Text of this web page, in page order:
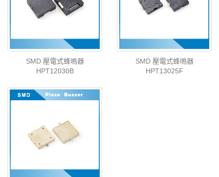
SMD 壓電式蜂嗚器
HPT12030B
SMD 壓電式蜂嗚器
HPT13025F